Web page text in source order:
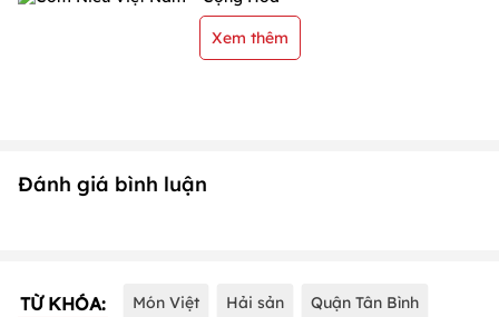
Xem thêm
Đánh giá bình luận
TỪ KHÓA: Món Việt Hải sản Quận Tân Bình